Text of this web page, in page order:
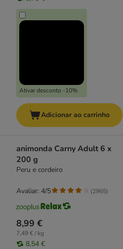
Ativar desconto -10%
Adicionar ao carrinho
animonda Carny Adult 6 x
200 g
Peru e cordeiro
8,99 €
7,49 € / kg
8,54 €
Avaliar: 4/5 (2965)